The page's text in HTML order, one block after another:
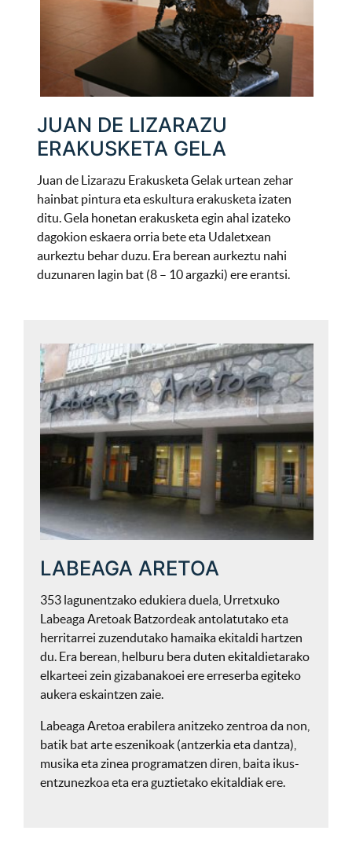
JUAN DE LIZARAZU
ERAKUSKETA GELA
Juan de Lizarazu Erakusketa Gelak urtean zehar
hainbat pintura eta eskultura erakusketa izaten
ditu. Gela honetan erakusketa egin ahal izateko
dagokion eskaera orria bete eta Udaletxean
aurkeztu behar duzu. Era berean aurkeztu nahi
duzunaren lagin bat (8 – 10 argazki) ere erantsi.
LABEAGA ARETOA
353 lagunentzako edukiera duela, Urretxuko
Labeaga Aretoak Batzordeak antolatutako eta
herritarrei zuzendutako hamaika ekitaldi hartzen
du. Era berean, helburu bera duten ekitaldietarako
elkarteei zein gizabanakoei ere erreserba egiteko
aukera eskaintzen zaie.
Labeaga Aretoa erabilera anitzeko zentroa da non,
batik bat arte eszenikoak (antzerkia eta dantza),
musika eta zinea programatzen diren, baita ikus-
entzunezkoa eta era guztietako ekitaldiak ere.